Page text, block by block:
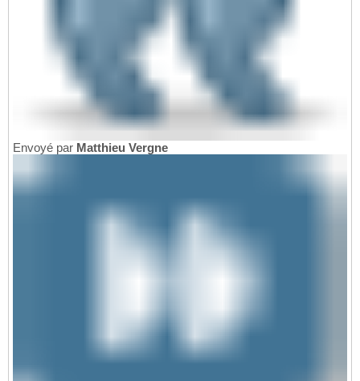
Envoyé par Matthieu Vergne